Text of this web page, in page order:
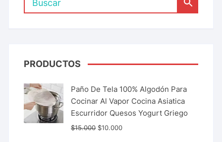
PRODUCTOS
Paño De Tela 100% Algodón Para
Cocinar Al Vapor Cocina Asiatica
Escurridor Quesos Yogurt Griego
$15.000 $10.000